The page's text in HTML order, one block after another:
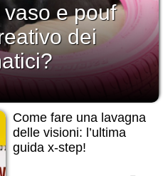
e pouf
dei
Come fare una lavagna
delle visioni: l’ultima
guida x-step!